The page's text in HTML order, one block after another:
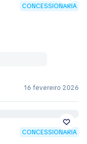
CONCESSIONÁRIA
16 fevereiro 2026
CONCESSIONÁRIA